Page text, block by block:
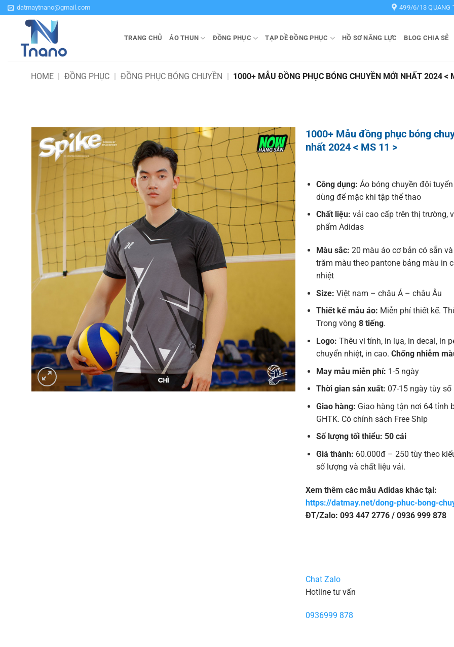
Bỏ
qua
datmaytnano@gmail.com 499/6/13 QUANG
TRANG CHỦ ÁO THUN ĐỒNG PHỤC TẠP DỀ ĐỒNG PHỤC HỒ SƠ NĂNG LỰC BLOG CHIA SẺ
HOME | ĐỒNG PHỤC | ĐỒNG PHỤC BÓNG CHUYỀN | 1000+ MẪU ĐỒNG PHỤC BÓNG CHUYỀN MỚI NHẤT 2024 <
1000+ Mẫu đồng phục bóng
nhất 2024 < MS 11 >
Công dụng: Áo bóng chuyền đội
dùng để mặc khi tập thể thao
Chất liệu: vải cao cấp trên thị trường,
phẩm Adidas
Màu sắc: 20 màu áo cơ bản có sẵn
trăm màu theo pantone bảng màu in
nhiệt
Size: Việt nam – châu Á – châu Âu
Thiết kế mẫu áo: Miễn phí thiết kế.
Trong vòng 8 tiếng.
Logo: Thêu vi tính, in lụa, in decal, in
chuyển nhiệt, in cao. Chống nhiễm
May mẫu miễn phí: 1-5 ngày
Thời gian sản xuất: 07-15 ngày tùy số
Giao hàng: Giao hàng tận nơi 64 tỉnh
GHTK. Có chính sách Free Ship
Số lượng tối thiểu: 50 cái
Giá thành: 60.000đ – 250 tùy theo
số lượng và chất liệu vải.
Xem thêm các mẫu Adidas khác tại:
https://datmay.net/dong-phuc-bong-
ĐT/Zalo: 093 447 2776 / 0936 999 878
Chat Zalo
Hotline tư vấn
0936999 878